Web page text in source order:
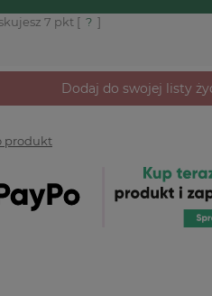
7 pkt [ ? ]
Dodaj do swojej listy
produkt